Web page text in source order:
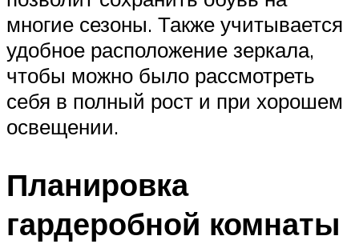
многие сезоны. Также учитывается
удобное расположение зеркала,
чтобы можно было рассмотреть
себя в полный рост и при хорошем
освещении.
Планировка
гардеробной комнаты